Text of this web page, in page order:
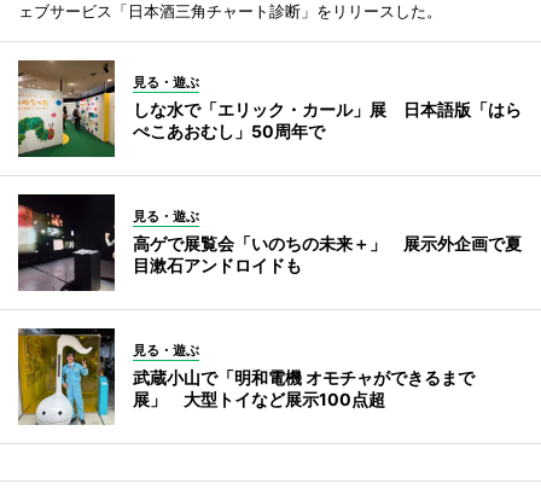
ェブサービス「日本酒三角チャート診断」をリリースした。
見る・遊ぶ
しな水で「エリック・カール」展 日本語版「はら
ぺこあおむし」50周年で
見る・遊ぶ
高ゲで展覧会「いのちの未来＋」 展示外企画で夏
目漱石アンドロイドも
見る・遊ぶ
武蔵小山で「明和電機 オモチャができるまで
展」 大型トイなど展示100点超